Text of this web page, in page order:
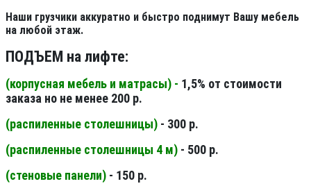
Наши грузчики аккуратно и быстро поднимут Вашу мебель
на любой этаж.
ПОДЪЕМ на лифте:
(корпусная мебель и матрасы) - 1,5% от стоимости
заказа но не менее 200 р.
(распиленные столешницы) - 300 р.
(распиленные столешницы 4 м) - 500 р.
(стеновые панели) - 150 р.